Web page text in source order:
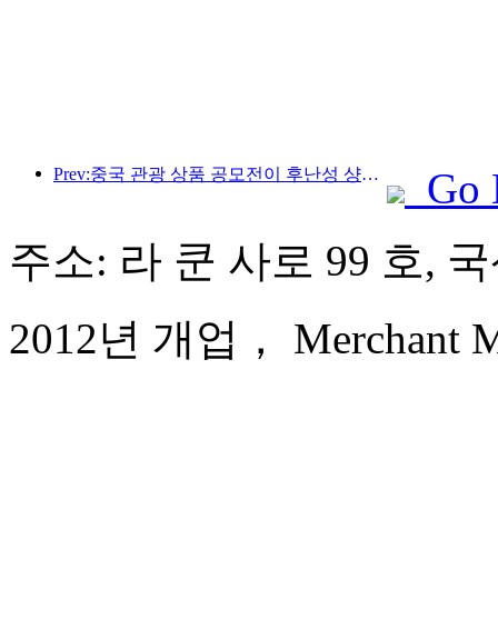
Prev:중국 관광 상품 공모전이 후난성 샹탄에서 성공적으로 개최되었습니다.
Go
주소: 라 쿤 사로 99 호,
2012년 개업， Merchant